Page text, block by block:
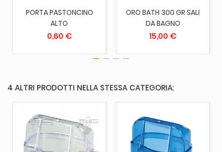
PORTA PASTONCINO
ALTO
0,60 €
ORO BATH 300 GR SALI
DA BAGNO
15,00 €
4 ALTRI PRODOTTI NELLA STESSA CATEGORIA: